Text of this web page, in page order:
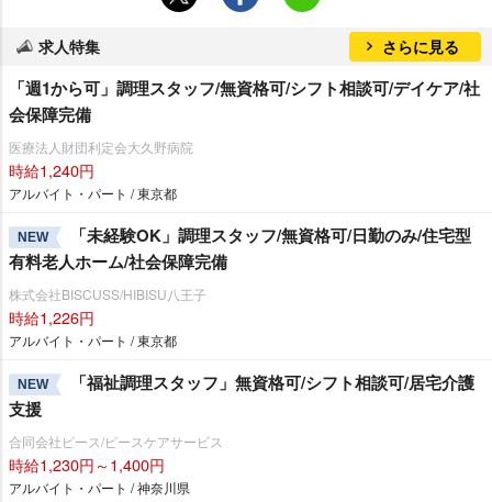
求人特集 さらに見る
「週1から可」調理スタッフ/無資格可/シフト相談可/デイケア/社
会保障完備
医療法人財団利定会大久野病院
時給1,240円
アルバイト・パート / 東京都
NEW
「未経験OK」調理スタッフ/無資格可/日勤のみ/住宅型
有料老人ホーム/社会保障完備
株式会社BISCUSS/HIBISU八王子
時給1,226円
アルバイト・パート / 東京都
NEW
「福祉調理スタッフ」無資格可/シフト相談可/居宅介護
支援
合同会社ピース/ピースケアサービス
時給1,230円～1,400円
アルバイト・パート / 神奈川県